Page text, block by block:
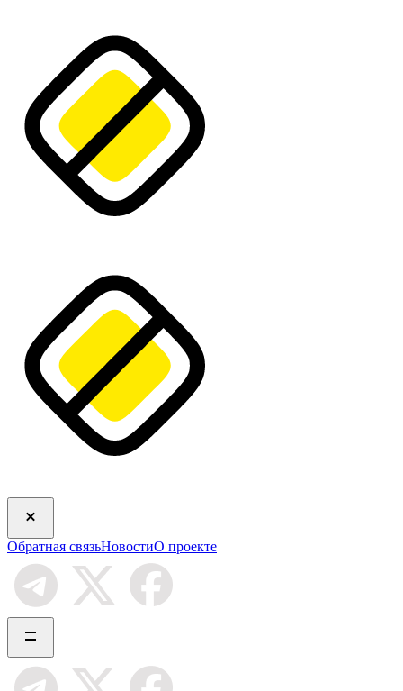
Обратная связьНовостиО проекте